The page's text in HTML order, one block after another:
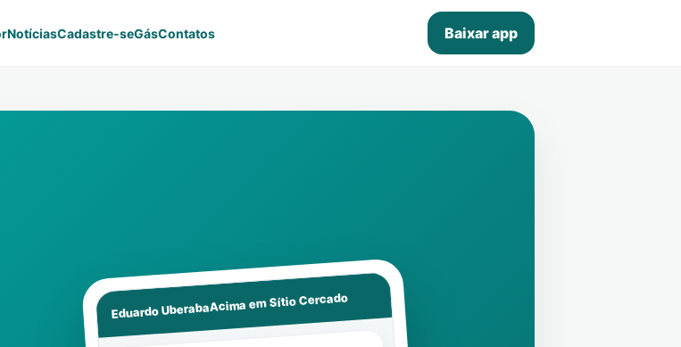
NotíciasCadastre-seGásContatos Baixar app
Eduardo UberabaAcima emSítio Cercado